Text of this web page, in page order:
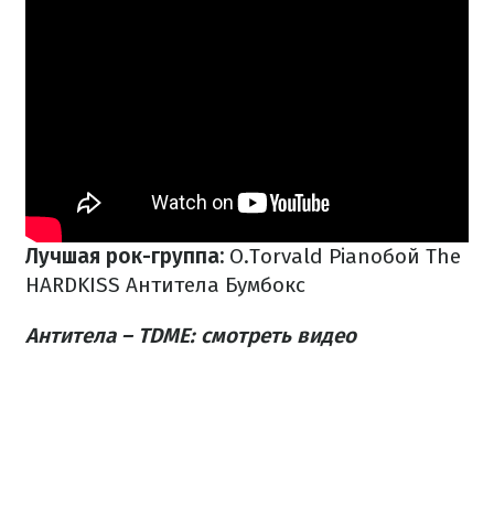
Лучшая рок-группа: O.Torvald Pianoбой The
HARDKISS Антитела Бумбокс
Антитела – TDME: смотреть видео